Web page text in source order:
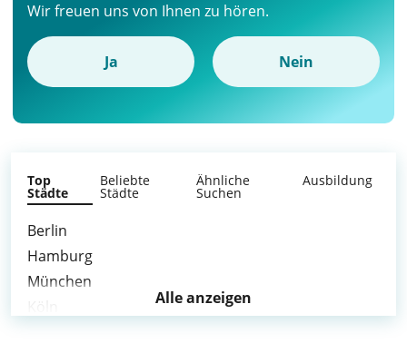
Wir freuen uns von Ihnen zu hören.
Ja Nein
Top
Städte
Beliebte
Städte
Ähnliche
Suchen
Ausbildung
Berlin
Hamburg
München
Alle anzeigen